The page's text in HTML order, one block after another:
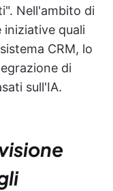
Nell'ambito di
quali
CRM, lo
di
sull'IA.